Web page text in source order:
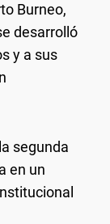
Burneo,
desarrolló
y a sus
segunda
en un